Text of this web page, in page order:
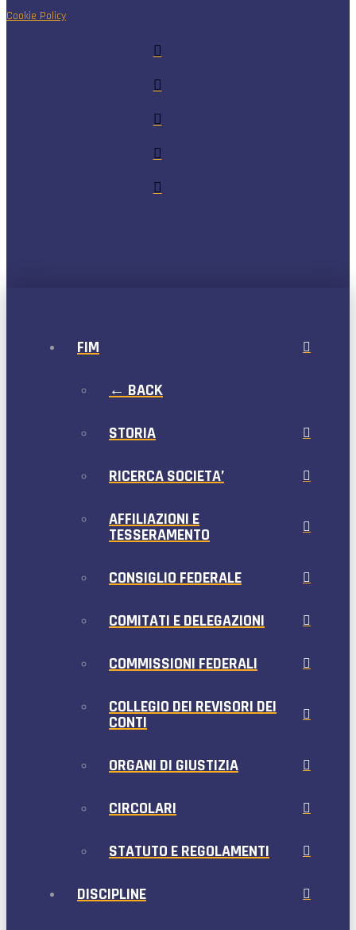
Cookie Policy
FIM
← BACK
STORIA
RICERCA SOCIETA’
AFFILIAZIONI E
TESSERAMENTO
CONSIGLIO FEDERALE
COMITATI E DELEGAZIONI
COMMISSIONI FEDERALI
COLLEGIO DEI REVISORI DEI
CONTI
ORGANI DI GIUSTIZIA
CIRCOLARI
STATUTO E REGOLAMENTI
DISCIPLINE